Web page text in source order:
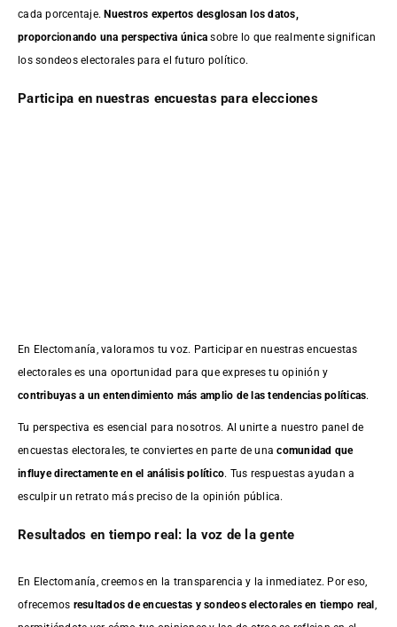
cada porcentaje.Nuestros expertos desglosan los datos,
proporcionando una perspectiva única sobre lo que realmente significan
los sondeos electorales para el futuro político.
Participa en nuestras encuestas para elecciones
En Electomanía, valoramos tu voz. Participar en nuestras encuestas
electorales es una oportunidad para que expreses tu opinión y
contribuyas a un entendimiento más amplio de las tendencias políticas.
Tu perspectiva es esencial para nosotros. Al unirte a nuestro panel de
encuestas electorales, te conviertes en parte de unacomunidad que
influye directamente en el análisis político. Tus respuestas ayudan a
esculpir un retrato más preciso de la opinión pública.
Resultados en tiempo real: la voz de la gente
En Electomanía, creemos en la transparencia y la inmediatez. Por eso,
ofrecemos resultados deencuestas y sondeos electorales en tiempo real